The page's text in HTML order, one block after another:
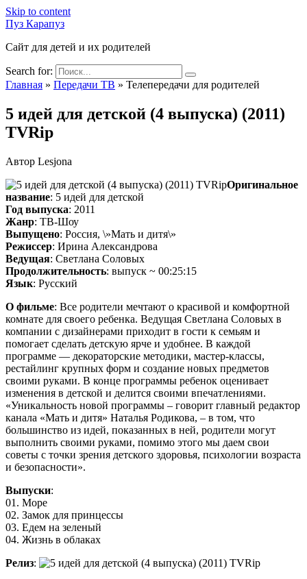
Skip to content
Пуз Карапуз
Сайт для детей и их родителей
Search for:
Главная » Передачи ТВ » Телепередачи для родителей
5 идей для детской (4 выпуска) (2011)
TVRip
Автор Lesjona
Оригинальное
название: 5 идей для детской
Год выпуска: 2011
Жанр: ТВ-Шоу
Выпущено: Россия, \»Мать и дитя\»
Режиссер: Ирина Александрова
Ведущая: Светлана Соловых
Продолжительность: выпуск ~ 00:25:15
Язык: Русский
О фильме: Все родители мечтают о красивой и комфортной
комнате для своего ребенка. Ведущая Светлана Соловых в
компании с дизайнерами приходит в гости к семьям и
помогает сделать детскую ярче и удобнее. В каждой
программе — декораторские методики, мастер-классы,
рестайлинг крупных форм и создание новых предметов
своими руками. В конце программы ребенок оценивает
изменения в детской и делится своими впечатлениями.
«Уникальность новой программы – говорит главный редактор
канала «Мать и дитя» Наталья Родикова, – в том, что
большинство из идей, показанных в ней, родители могут
выполнить своими руками, помимо этого мы даем свои
советы с точки зрения детского здоровья, психологии возраста
и безопасности».
Выпуски:
01. Море
02. Замок для принцессы
03. Едем на зеленый
04. Жизнь в облаках
Релиз: